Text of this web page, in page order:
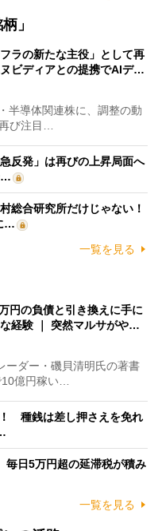
」
ラの新たな主役」として再
ビディアとの提携でAIデ…
半導体関連株に、調整の動
び注目…
反発」は再びの上昇局面へ
…
総合研究所だけじゃない！
…
一覧を見る
円の負債と引き換えに手に
経験 ｜ 突然マルサがや…
ダー・磯貝清明氏の著書
億円稼い…
！ 種銭は差し押さえを免れ
日5万円超の延滞税が積み
一覧を見る